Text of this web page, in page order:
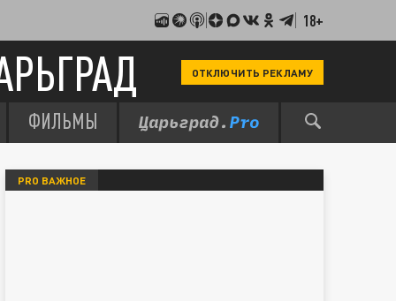
18+
ОТКЛЮЧИТЬ РЕКЛАМУ
ФИЛЬМЫ
PRO ВАЖНОЕ